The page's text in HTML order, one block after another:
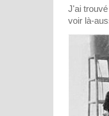
J'ai
voir là-